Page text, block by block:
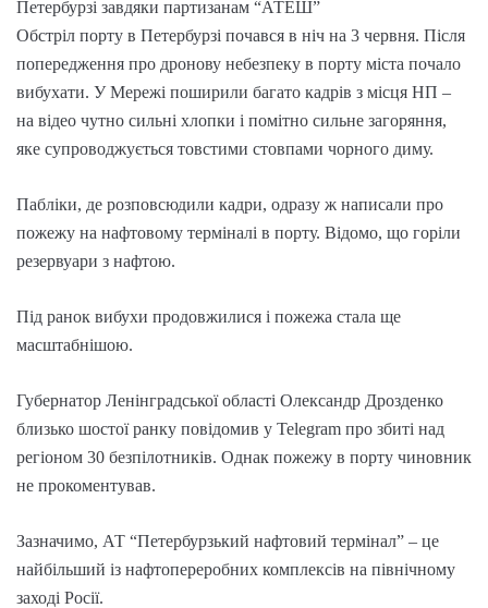
Петербурзі завдяки партизанам “АТЕШ”
Обстріл порту в Петербурзі почався в ніч на 3 червня. Після
попередження про дронову небезпеку в порту міста почало
вибухати. У Мережі поширили багато кадрів з місця НП –
на відео чутно сильні хлопки і помітно сильне загоряння,
яке супроводжується товстими стовпами чорного диму.
Пабліки, де розповсюдили кадри, одразу ж написали про
пожежу на нафтовому терміналі в порту. Відомо, що горіли
резервуари з нафтою.
Під ранок вибухи продовжилися і пожежа стала ще
масштабнішою.
Губернатор Ленінградської області Олександр Дрозденко
близько шостої ранку повідомив у Telegram про збиті над
регіоном 30 безпілотників. Однак пожежу в порту чиновник
не прокоментував.
Зазначимо, АТ “Петербурзький нафтовий термінал” – це
найбільший із нафтопереробних комплексів на північному
заході Росії.